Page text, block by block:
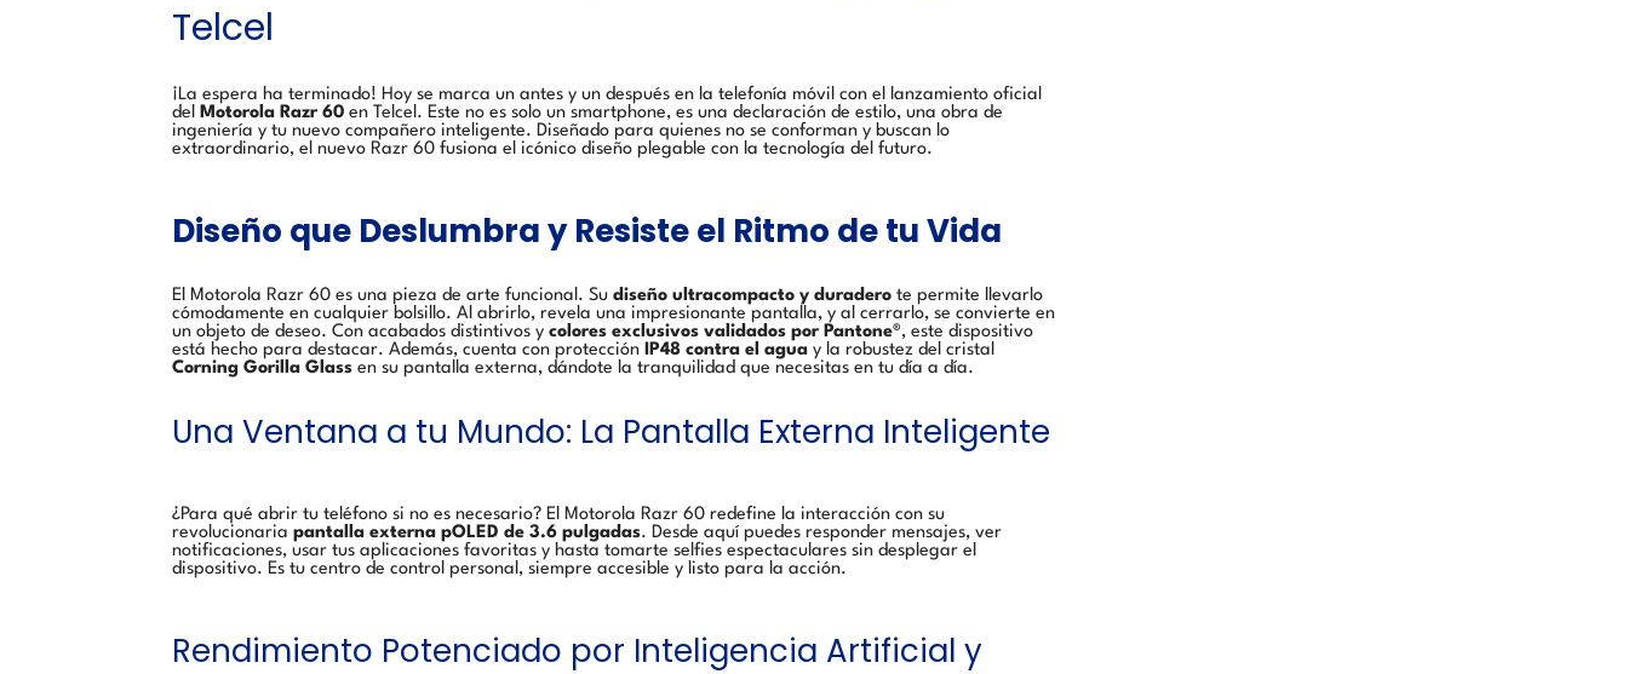
Telcel
¡La espera ha terminado! Hoy se marca un antes y un después en la telefonía móvil con el lanzamiento oficial
del
Motorola Razr 60 en Telcel. Este no es solo un smartphone, es una declaración de estilo, una obra de
ingeniería y tu nuevo compañero inteligente. Diseñado para quienes no se conforman y buscan lo
extraordinario, el nuevo Razr 60 fusiona el icónico diseño plegable con la tecnología del futuro.
Diseño que Deslumbra y Resiste el Ritmo de tu Vida
El Motorola Razr 60 es una pieza de arte funcional. Su diseño ultracompacto y duradero te permite llevarlo
cómodamente en cualquier bolsillo. Al abrirlo, revela una impresionante pantalla, y al cerrarlo, se convierte en
un objeto de deseo. Con acabados distintivos y colores exclusivos validados por Pantone®, este dispositivo
está hecho para destacar. Además, cuenta con protección
IP48 contra el agua y la robustez del cristal
Corning Gorilla Glass en su pantalla externa, dándote la tranquilidad que necesitas en tu día a día.
Una Ventana a tu Mundo: La Pantalla Externa Inteligente
¿Para qué abrir tu teléfono si no es necesario? El Motorola Razr 60 redefine la interacción con su
revolucionaria pantalla externa pOLED de 3.6 pulgadas. Desde aquí puedes responder mensajes, ver
notificaciones, usar tus aplicaciones favoritas y hasta tomarte selfies espectaculares sin desplegar el
dispositivo. Es tu centro de control personal, siempre accesible y listo para la acción.
Rendimiento Potenciado por Inteligencia Artificial y